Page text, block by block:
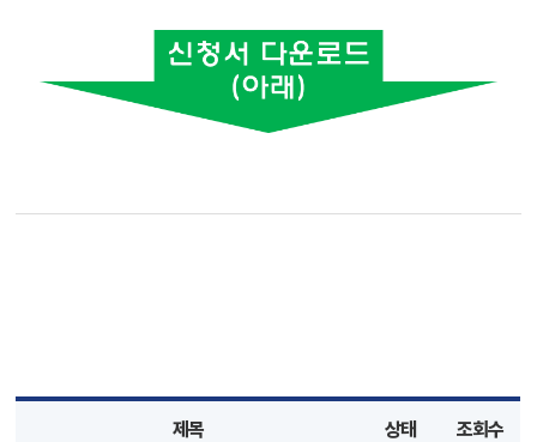
제목 상태 조회수